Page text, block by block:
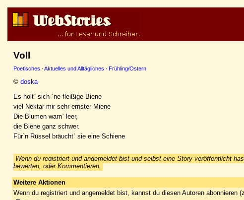
Voll
Poetisches · Aktuelles und Alltägliches · Frühling/Ostern
© doska
Es holt` sich ´ne fleißige Biene
viel Nektar mir sehr ernster Miene
Die Blumen warn` leer,
die Biene ganz schwer.
Für`n Rüssel bräucht` sie eine Schiene
Wenn du registriert und angemeldet bist und selbst eine Story veröffentlicht
bewerten, oder Kommentieren.
Weitere Aktionen
Wenn du registriert und angemeldet bist, kannst du diesen Autoren abonnieren